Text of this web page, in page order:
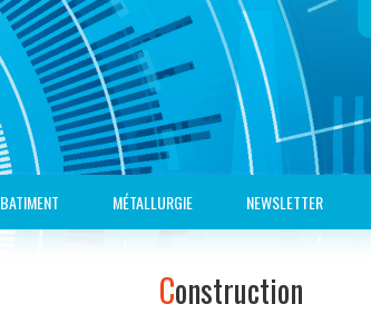
BATIMENT MÉTALLURGIE NEWSLETTER
Construction